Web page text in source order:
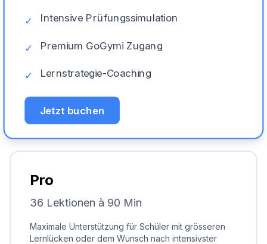
✓ Intensive Prüfungssimulation
✓ Premium GoGymi Zugang
✓ Lernstrategie-Coaching
Jetzt buchen
Pro
36 Lektionen à 90 Min
Maximale Unterstützung für Schüler mit grösseren
Lernlücken oder dem Wunsch nach intensivster